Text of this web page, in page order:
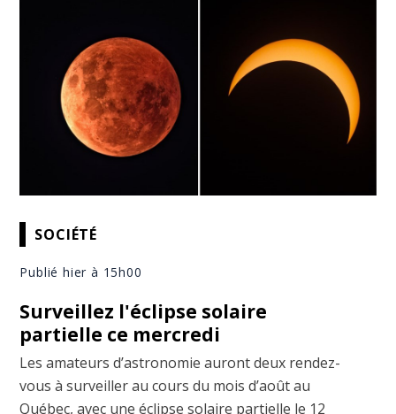
SOCIÉTÉ
Publié hier à 15h00
Surveillez l'éclipse solaire
partielle ce mercredi
Les amateurs d’astronomie auront deux rendez-
vous à surveiller au cours du mois d’août au
Québec, avec une éclipse solaire partielle le 12